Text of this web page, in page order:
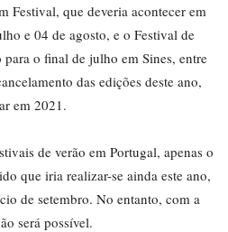
Festival, que deveria acontecer em
e 04 de agosto, e o Festival de
o final de julho em Sines, entre
das edições deste ano,
em 2021.
de verão em Portugal, apenas o
que iria realizar-se ainda este ano,
de setembro. No entanto, com a
será possível.